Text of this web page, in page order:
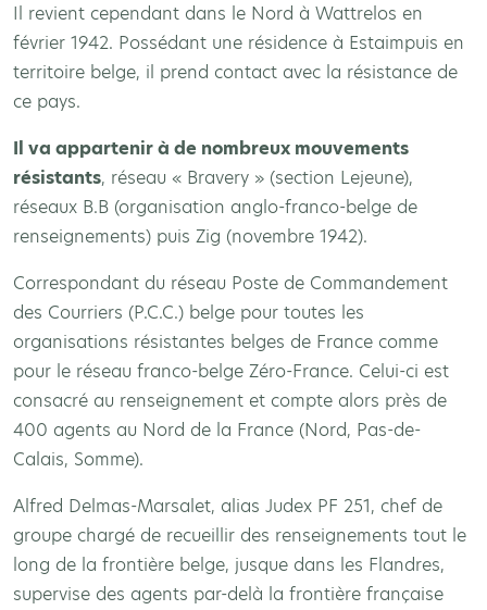
Il revient cependant dans le Nord à Wattrelos en
février 1942. Possédant une résidence à Estaimpuis en
territoire belge, il prend contact avec la résistance de
ce pays.
Il va appartenir à de nombreux mouvements
résistants, réseau « Bravery » (section Lejeune),
réseaux B.B (organisation anglo-franco-belge de
renseignements) puis Zig (novembre 1942).
Correspondant du réseau Poste de Commandement
des Courriers (P.C.C.) belge pour toutes les
organisations résistantes belges de France comme
pour le réseau franco-belge Zéro-France. Celui-ci est
consacré au renseignement et compte alors près de
400 agents au Nord de la France (Nord, Pas-de-
Calais, Somme).
Alfred Delmas-Marsalet, alias Judex PF 251, chef de
groupe chargé de recueillir des renseignements tout le
long de la frontière belge, jusque dans les Flandres,
supervise des agents par-delà la frontière française